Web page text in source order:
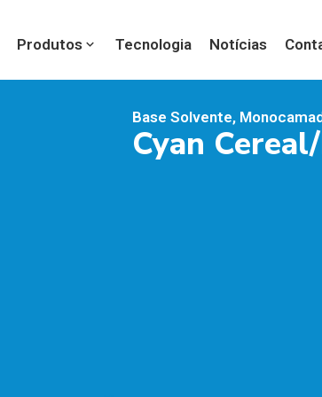
Produtos Tecnologia Notícias
Base Solvente,
Cyan